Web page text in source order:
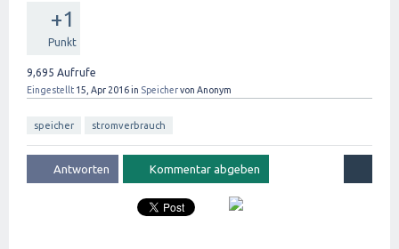
+1
Punkt
9,695 Aufrufe
Eingestellt 15, Apr 2016in Speichervon Anonym
speicher stromverbrauch